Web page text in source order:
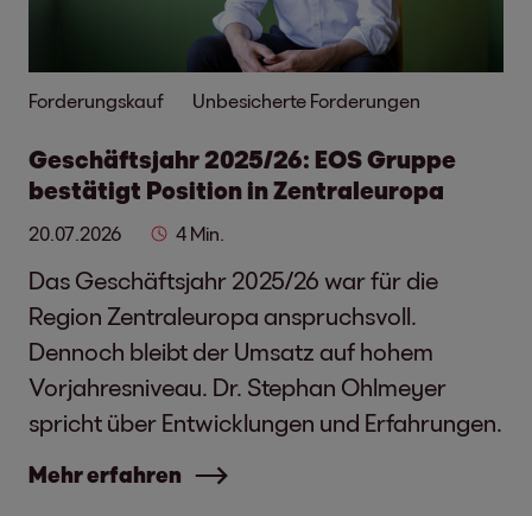
Forderungskauf Unbesicherte Forderungen
Geschäftsjahr 2025/26: EOS Gruppe
bestätigt Position in Zentraleuropa
20.07.2026 4 Min.
Das Geschäftsjahr 2025/26 war für die
Region Zentraleuropa anspruchsvoll.
Dennoch bleibt der Umsatz auf hohem
Vorjahresniveau. Dr. Stephan Ohlmeyer
spricht über Entwicklungen und Erfahrungen.
Mehr erfahren